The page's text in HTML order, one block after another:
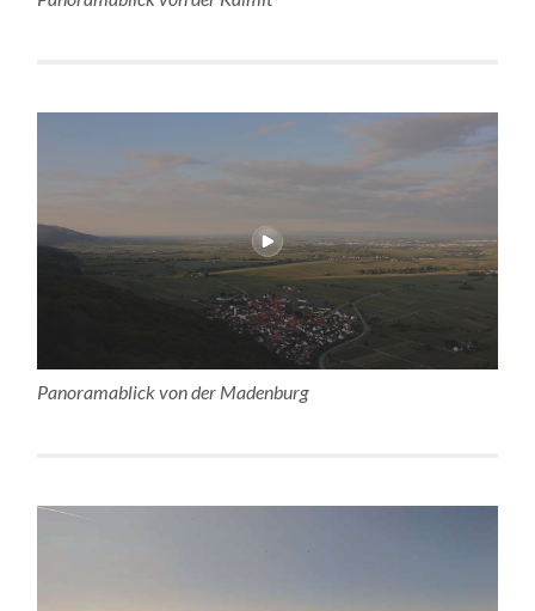
Panoramablick von der Madenburg